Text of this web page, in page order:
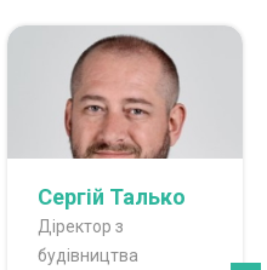
Сергій Талько
Діректор з
будівництва